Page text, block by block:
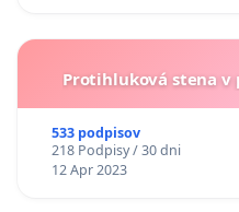
Protihluková stena v
533 podpisov
218 Podpisy / 30 dni
12 Apr 2023